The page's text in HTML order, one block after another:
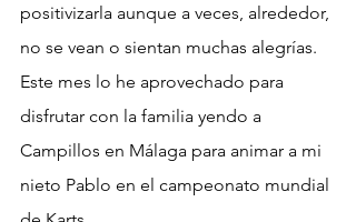
positivizarla aunque a veces, alrededor,
no se vean o sientan muchas alegrías.
Este mes lo he aprovechado para
disfrutar con la familia yendo a
Campillos en Málaga para animar a mi
nieto Pablo en el campeonato mundial